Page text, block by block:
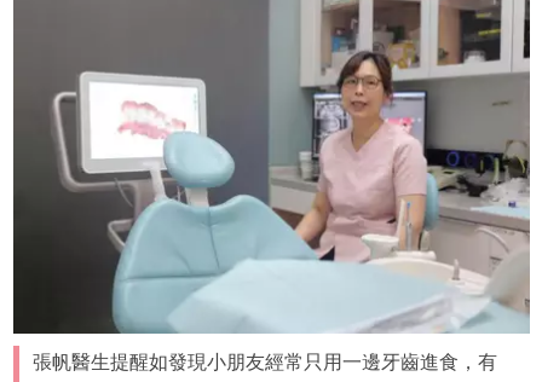
張帆醫生提醒如發現小朋友經常只用一邊牙齒進食，有